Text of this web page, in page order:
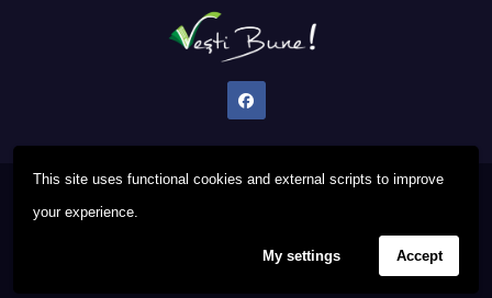
This site uses functional cookies and external scripts to improve
your experience.
My settings Accept
Proudly powered by WordPress
Privacy PolicyFAQ